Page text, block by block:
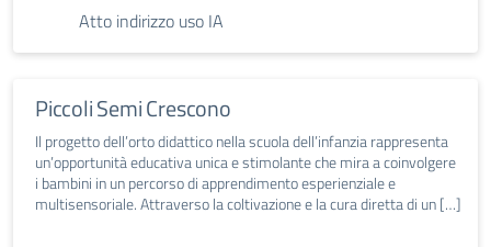
Atto indirizzo uso IA
Piccoli Semi Crescono
Il progetto dell’orto didattico nella scuola dell’infanzia rappresenta
un’opportunità educativa unica e stimolante che mira a coinvolgere
i bambini in un percorso di apprendimento esperienziale e
multisensoriale. Attraverso la coltivazione e la cura diretta di un […]